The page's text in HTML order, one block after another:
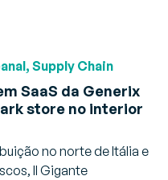
Supply Chain
SaaS da Generix
store no interior
no norte de Itália e
Il Gigante